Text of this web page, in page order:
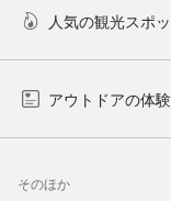
人気の観光スポ
アウトドアの体
そのほか